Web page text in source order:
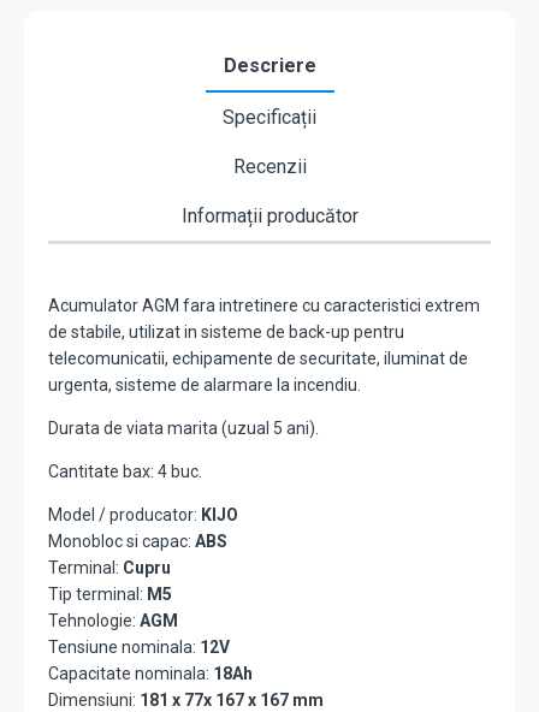
Descriere
Specificații
Recenzii
Informații producător
Acumulator AGM fara intretinere cu caracteristici extrem
de stabile, utilizat in sisteme de back-up pentru
telecomunicatii, echipamente de securitate, iluminat de
urgenta, sisteme de alarmare la incendiu.
Durata de viata marita (uzual 5 ani).
Cantitate bax: 4 buc.
Model / producator: KIJO
Monobloc si capac: ABS
Terminal: Cupru
Tip terminal: M5
Tehnologie: AGM
Tensiune nominala: 12V
Capacitate nominala: 18Ah
Dimensiuni: 181 x 77x 167 x 167 mm